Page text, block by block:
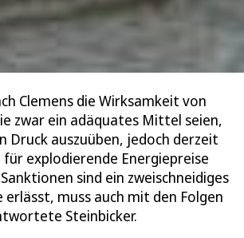
Clemens die Wirksamkeit von
zwar ein adäquates Mittel seien,
Druck auszuüben, jedoch derzeit
für explodierende Energiepreise
sind ein zweischneidiges
erlässt, muss auch mit den Folgen
Steinbicker.